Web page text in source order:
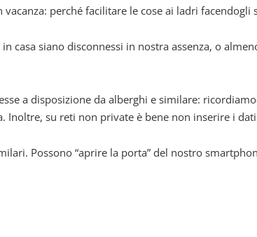
perché facilitare le cose ai ladri facendogli
casa siano disconnessi in nostra assenza, o
a disposizione da alberghi e similare:
Inoltre, su reti non private è bene non inserire i
Possono “aprire la porta” del nostro